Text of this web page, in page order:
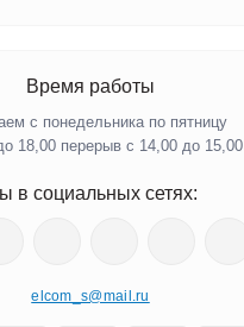
Время работы
с понедельника по пятницу
18,00 перерыв с 14,00 до 15,00
в социальных сетях:
elcom_s@mail.ru